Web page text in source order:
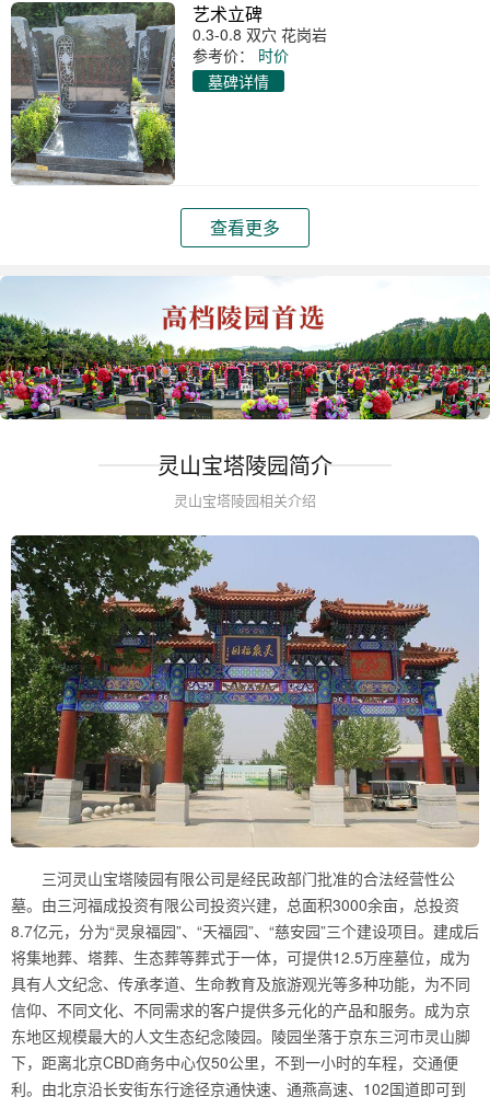
艺术立碑
0.3-0.8 双穴 花岗岩
参考价：
时价
墓碑详情
查看更多
灵山宝塔陵园简介
灵山宝塔陵园相关介绍
三河灵山宝塔陵园有限公司是经民政部门批准的合法经营性公
墓。由三河福成投资有限公司投资兴建，总面积3000余亩，总投资
8.7亿元，分为“灵泉福园”、“天福园”、“慈安园”三个建设项目。建成后
将集地葬、塔葬、生态葬等葬式于一体，可提供12.5万座墓位，成为
具有人文纪念、传承孝道、生命教育及旅游观光等多种功能，为不同
信仰、不同文化、不同需求的客户提供多元化的产品和服务。成为京
东地区规模最大的人文生态纪念陵园。陵园坐落于京东三河市灵山脚
下，距离北京CBD商务中心仅50公里，不到一小时的车程，交通便
利。由北京沿长安街东行途径京通快速、通燕高速、102国道即可到